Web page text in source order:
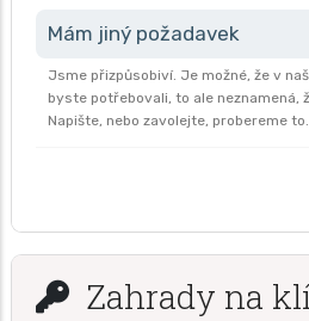
Mám jiný požadavek
Jsme přizpůsobiví. Je možné, že v
byste potřebovali, to ale neznamená,
Napište, nebo zavolejte, probereme to.
Zahrady na